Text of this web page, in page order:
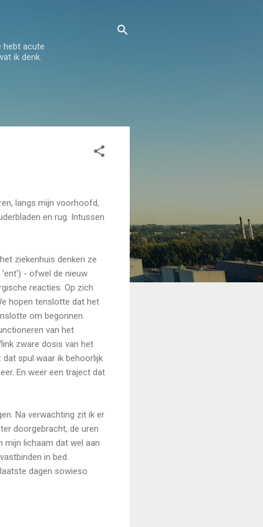
hebt acute
ik denk.
langs mijn voorhoofd,
en rug. Intussen
ziekenhuis denken ze
'ent') - ofwel de nieuw
reacties. Op zich
hopen tenslotte dat het
om begonnen.
van het
zware dosis van het
spul waar ik behoorlijk
En weer een traject dat
Na verwachting zit ik er
doorgebracht, de uren
mijn lichaam dat wel aan
in bed.
dagen sowieso